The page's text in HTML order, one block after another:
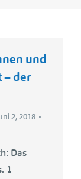
und
– der
2, 2018
Das
1